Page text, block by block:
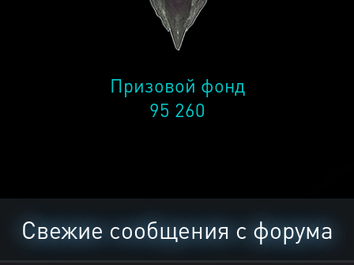
Призовой фонд
95 260
Свежие сообщения с форума